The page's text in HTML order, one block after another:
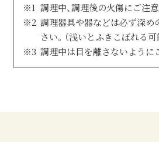
※1 調理中、調理後の火傷にご注意
※2 調理器具や器などは必ず深め
さい。（浅いとふきこぼれる
※3 調理中は目を離さないように